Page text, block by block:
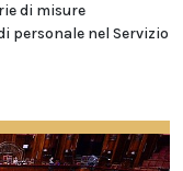
di misure
personale nel Servizio